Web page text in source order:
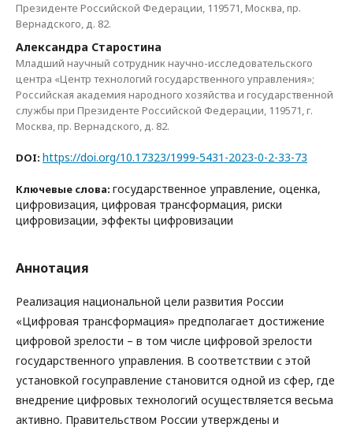
Президенте Российской Федерации, 119571, Москва, пр.
Вернадского, д. 82.
Александра Старостина
Младший научный сотрудник научно-исследовательского
центра «Центр технологий государственного управления»;
Российская академия народного хозяйства и государственной
службы при Президенте Российской Федерации, 119571, г.
Москва, пр. Вернадского, д. 82.
DOI: https://doi.org/10.17323/1999-5431-2023-0-2-33-73
Ключевые слова: государственное управление, оценка,
цифровизация, цифровая трансформация, риски
цифровизации, эффекты цифровизации
Аннотация
Реализация национальной цели развития России
«Цифровая трансформация» предполагает достижение
цифровой зрелости – в том числе цифровой зрелости
государственного управления. В соответствии с этой
установкой госуправление становится одной из сфер, где
внедрение цифровых технологий осуществляется весьма
активно. Правительством России утверждены и